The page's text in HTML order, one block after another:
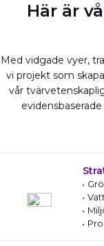
Här är
Med vidgade vyer,
vi projekt som
vår